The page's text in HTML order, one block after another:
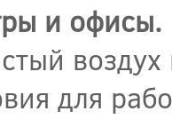
и офисы.
для